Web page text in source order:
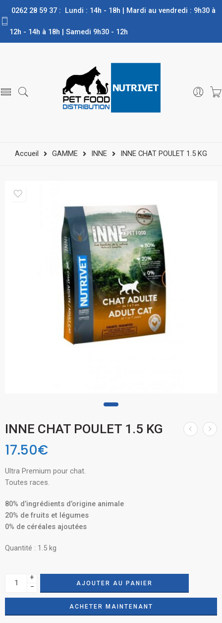
0262 28 59 37 : Lundi : 14h - 18h | Mardi au vendredi : 9h30 à
12h - 14h à 18h | Samedi 9h30 - 12h
Accueil GAMME INNE INNE CHAT POULET 1.5 KG
INNE CHAT POULET 1.5 KG
17.50€
Ultra Premium pour chat.
Toutes races.
80% d’ingrédients d’origine animale
20% de fruits et légumes
0% de céréales ajoutées
Quantité : 1.5 kg
+
−
AJOUTER AU PANIER
ACHETER MAINTENANT